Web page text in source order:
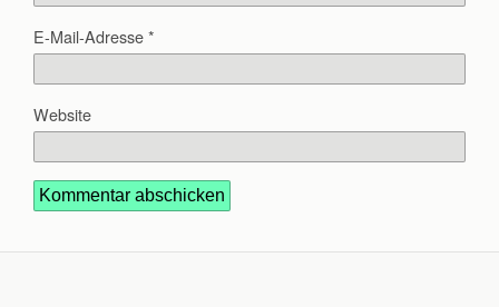
E-Mail-Adresse*
Website